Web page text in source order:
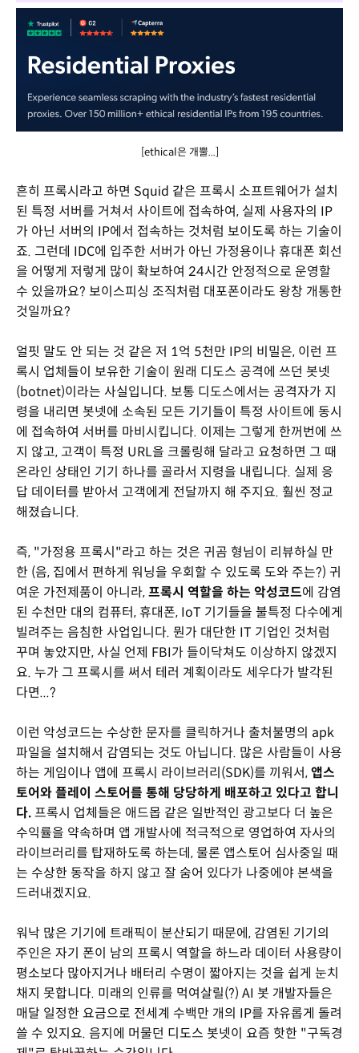
[ethical은 개뿔...]
흔히 프록시라고 하면 Squid 같은 프록시 소프트웨어가 설치
된 특정 서버를 거쳐서 사이트에 접속하여, 실제 사용자의 IP
가 아닌 서버의 IP에서 접속하는 것처럼 보이도록 하는 기술이
죠. 그런데 IDC에 입주한 서버가 아닌 가정용이나 휴대폰 회선
을 어떻게 저렇게 많이 확보하여 24시간 안정적으로 운영할
수 있을까요? 보이스피싱 조직처럼 대포폰이라도 왕창 개통한
것일까요?
얼핏 말도 안 되는 것 같은 저 1억 5천만 IP의 비밀은, 이런 프
록시 업체들이 보유한 기술이 원래 디도스 공격에 쓰던 봇넷
(botnet)이라는 사실입니다. 보통 디도스에서는 공격자가 지
령을 내리면 봇넷에 소속된 모든 기기들이 특정 사이트에 동시
에 접속하여 서버를 마비시킵니다. 이제는 그렇게 한꺼번에 쓰
지 않고, 고객이 특정 URL을 크롤링해 달라고 요청하면 그 때
온라인 상태인 기기 하나를 골라서 지령을 내립니다. 실제 응
답 데이터를 받아서 고객에게 전달까지 해 주지요. 훨씬 정교
해졌습니다.
즉, "가정용 프록시"라고 하는 것은 귀곰 형님이 리뷰하실 만
한 (음, 집에서 편하게 워닝을 우회할 수 있도록 도와 주는?) 귀
여운 가전제품이 아니라,프록시 역할을 하는 악성코드에 감염
된 수천만 대의 컴퓨터, 휴대폰, IoT 기기들을 불특정 다수에게
빌려주는 음침한 사업입니다. 뭔가 대단한 IT 기업인 것처럼
꾸며 놓았지만, 사실 언제 FBI가 들이닥쳐도 이상하지 않겠지
요. 누가 그 프록시를 써서 테러 계획이라도 세우다가 발각된
다면...?
이런 악성코드는 수상한 문자를 클릭하거나 출처불명의 apk
파일을 설치해서 감염되는 것도 아닙니다. 많은 사람들이 사용
하는 게임이나 앱에 프록시 라이브러리(SDK)를 끼워서,앱스
토어와 플레이 스토어를 통해 당당하게 배포하고 있다고 합니
다.프록시 업체들은 애드몹 같은 일반적인 광고보다 더 높은
수익률을 약속하며 앱 개발사에 적극적으로 영업하여 자사의
라이브러리를 탑재하도록 하는데, 물론 앱스토어 심사중일 때
는 수상한 동작을 하지 않고 잘 숨어 있다가 나중에야 본색을
드러내겠지요.
워낙 많은 기기에 트래픽이 분산되기 때문에, 감염된 기기의
주인은 자기 폰이 남의 프록시 역할을 하느라 데이터 사용량이
평소보다 많아지거나 배터리 수명이 짧아지는 것을 쉽게 눈치
채지 못합니다. 미래의 인류를 먹여살릴(?) AI 봇 개발자들은
매달 일정한 요금으로 전세계 수백만 개의 IP를 자유롭게 돌려
쓸 수 있지요. 음지에 머물던 디도스 봇넷이 요즘 핫한 "구독경